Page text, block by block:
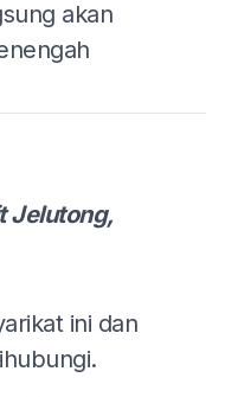
akan
Jelutong,
ini dan